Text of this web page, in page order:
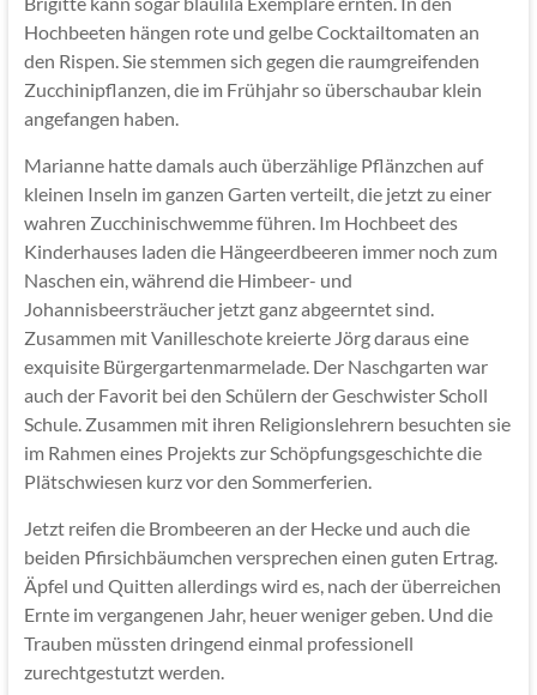
Hochbeeten hängen rote und gelbe Cocktailtomaten an
den Rispen. Sie stemmen sich gegen die raumgreifenden
Zucchinipflanzen, die im Frühjahr so überschaubar klein
angefangen haben.
Marianne hatte damals auch überzählige Pflänzchen auf
kleinen Inseln im ganzen Garten verteilt, die jetzt zu einer
wahren Zucchinischwemme führen. Im Hochbeet des
Kinderhauses laden die Hängeerdbeeren immer noch zum
Naschen ein, während die Himbeer- und
Johannisbeersträucher jetzt ganz abgeerntet sind.
Zusammen mit Vanilleschote kreierte Jörg daraus eine
exquisite Bürgergartenmarmelade. Der Naschgarten war
auch der Favorit bei den Schülern der Geschwister Scholl
Schule. Zusammen mit ihren Religionslehrern besuchten sie
im Rahmen eines Projekts zur Schöpfungsgeschichte die
Plätschwiesen kurz vor den Sommerferien.
Jetzt reifen die Brombeeren an der Hecke und auch die
beiden Pfirsichbäumchen versprechen einen guten Ertrag.
Äpfel und Quitten allerdings wird es, nach der überreichen
Ernte im vergangenen Jahr, heuer weniger geben. Und die
Trauben müssten dringend einmal professionell
zurechtgestutzt werden.